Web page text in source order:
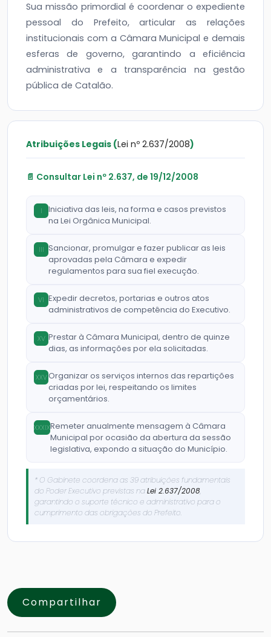
Sua missão primordial é coordenar o expediente
pessoal do Prefeito, articular as relações
institucionais com a Câmara Municipal e demais
esferas de governo, garantindo a eficiência
administrativa e a transparência na gestão
pública de Catalão.
Atribuições Legais (Lei nº 2.637/2008)
📄 Consultar Lei nº 2.637, de 19/12/2008
I
Iniciativa das leis, na forma e casos previstos
na Lei Orgânica Municipal.
III Sancionar, promulgar e fazer publicar as leis
aprovadas pela Câmara e expedir
regulamentos para sua fiel execução.
VI Expedir decretos, portarias e outros atos
administrativos de competência do Executivo.
XV Prestar à Câmara Municipal, dentro de quinze
dias, as informações por ela solicitadas.
XXVOrganizar os serviços internos das repartições
criadas por lei, respeitando os limites
orçamentários.
XXXIXRemeter anualmente mensagem à Câmara
Municipal por ocasião da abertura da sessão
legislativa, expondo a situação do Município.
* O Gabinete coordena as 39 atribuições fundamentais
do Poder Executivo previstas naLei 2.637/2008,
garantindo o suporte técnico e administrativo para o
cumprimento das obrigações do Prefeito.
Compartilhar